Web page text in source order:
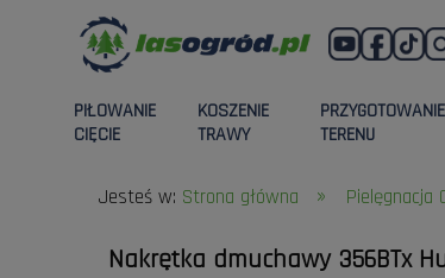
PIŁOWANIE
CIĘCIE
KOSZENIE
TRAWY
PRZYGOTOWANIE
TERENU
Jesteś w: Strona główna » Pielęgnacja
Nakrętka dmuchawy 356BTx